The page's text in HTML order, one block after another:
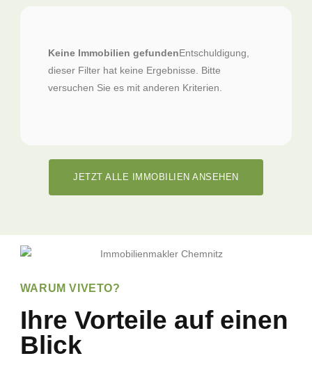
Keine Immobilien gefundenEntschuldigung,
dieser Filter hat keine Ergebnisse. Bitte
versuchen Sie es mit anderen Kriterien.
JETZT ALLE IMMOBILIEN ANSEHEN
WARUM VIVETO?
Ihre Vorteile auf einen
Blick